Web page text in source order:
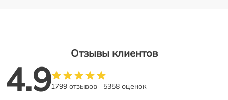
Отзывы клиентов
4.91799 отзывов 5358 оценок